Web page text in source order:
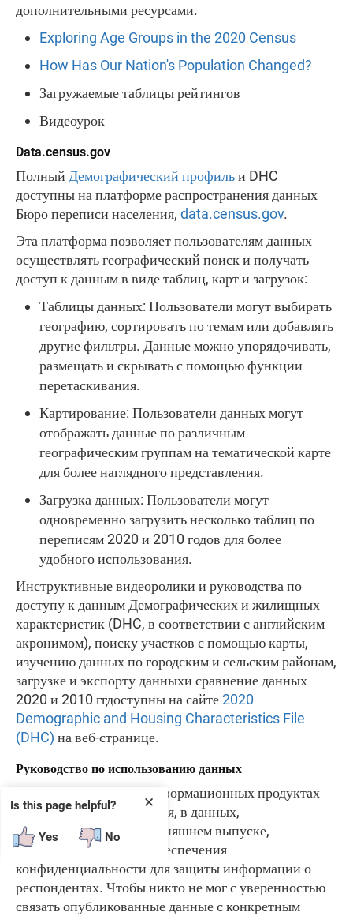
дополнительными ресурсами.
Exploring Age Groups in the 2020 Census
How Has Our Nation's Population Changed?
Загружаемые таблицы рейтингов
Видеоурок
Data.census.gov
Полный Демографический профильи DHC
доступны на платформе распространения данных
Бюро переписи населения, data.census.gov.
Эта платформа позволяет пользователям данных
осуществлять географический поиск и получать
доступ к данным в виде таблиц, карт и загрузок:
Таблицы данных: Пользователи могут выбирать
географию, сортировать по темам или добавлять
другие фильтры. Данные можно упорядочивать,
размещать и скрывать с помощью функции
перетаскивания.
Картирование: Пользователи данных могут
отображать данные по различным
географическим группам на тематической карте
для более наглядного представления.
Загрузка данных: Пользователи могут
одновременно загрузить несколько таблиц по
переписям 2020 и 2010 годов для более
удобного использования.
Инструктивные видеоролики и руководства по
доступу к данным Демографических и жилищных
характеристик (DHC, в соответствии с английским
акронимом), поиску участков с помощью карты,
изучению данных по городским и сельским районам,
загрузке и экспорту данныхи сравнение данных
2020 и 2010 ггдоступны на сайте2020
Demographic and Housing Characteristics File
(DHC) на веб-странице.
Руководство по использованию данных
Как и во всех других информационных продуктах
Бюро переписи населения, в данных,
опубликованных в сегодняшнем выпуске,
используются методы обеспечения
конфиденциальности для защиты информации о
респондентах. Чтобы никто не мог с уверенностью
связать опубликованные данные с конкретным
✕
Is this page helpful?
Yes No